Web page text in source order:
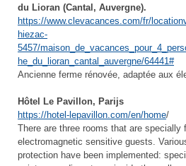
du Lioran (Cantal, Auvergne).
https://www.clevacances.com/fr/
hiezac-
5457/
he_du_lioran_cantal_auvergne/64441#
Ancienne ferme rénovée, adaptée aux
Hôtel Le Pavillon, Parijs
https://hotel-lepavillon.com/en/home/
There are three rooms that are specially
electromagnetic sensitive guests.
protection have been implemented: